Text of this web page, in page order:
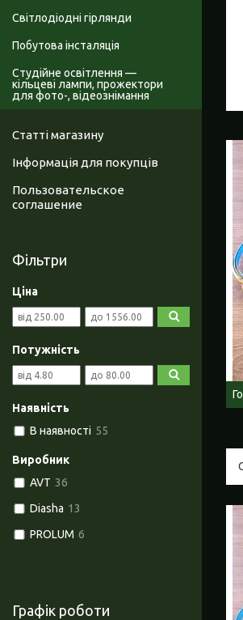
Світлодіодні гірлянди
Побутова інсталяція
Студійне освітлення —
кільцеві лампи, прожектори
для фото-, відеознімання
Статті магазину
Інформація для покупців
Пользовательское
соглашение
Фільтри
Ціна
Потужність
Наявність
В наявності 55
Виробник
AVT 36
Diasha 13
PROLUM 6
Графік роботи